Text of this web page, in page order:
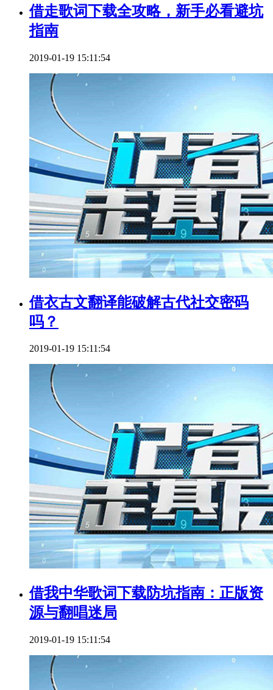
借走歌词下载全攻略，新手必看避坑
指南
2019-01-19 15:11:54
借衣古文翻译能破解古代社交密码
吗？
2019-01-19 15:11:54
借我中华歌词下载防坑指南：正版资
源与翻唱迷局
2019-01-19 15:11:54